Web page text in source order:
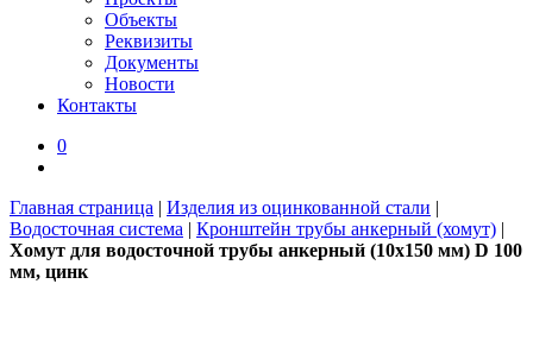
Объекты
Реквизиты
Документы
Новости
Контакты
0
Главная страница | Изделия из оцинкованной стали |
Водосточная система | Кронштейн трубы анкерный (хомут) |
Хомут для водосточной трубы анкерный (10х150 мм) D 100
мм, цинк